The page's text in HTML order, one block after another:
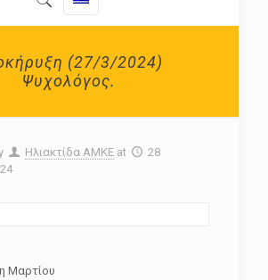
(27/3/2024)
Ψυχολόγος.
Ηλιακτίδα ΑΜΚΕ at
28
Μαρτίου